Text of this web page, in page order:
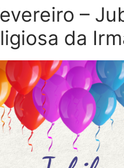
–
da